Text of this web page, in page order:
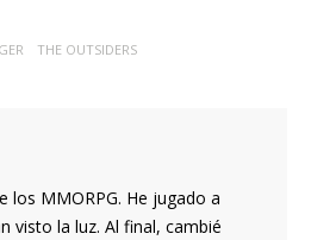
THE OUTSIDERS
los MMORPG. He jugado a
visto la luz. Al final, cambié